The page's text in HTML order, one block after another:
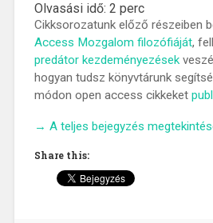
Olvasási idő: 2 perc
Cikksorozatunk előző részeiben
Access Mozgalom filozófiáját,
predátor kezdeményezések
hogyan tudsz könyvtárunk
módon open access cikkeket
„Publikálj
és
élettudományi
→ A teljes bejegyzés
Share this: